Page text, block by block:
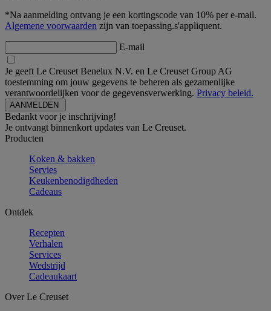
*Na aanmelding ontvang je een kortingscode van 10% per e-mail.
Algemene voorwaarden zijn van toepassing.s'appliquent.
E-mail
Je geeft Le Creuset Benelux N.V. en Le Creuset Group AG
toestemming om jouw gegevens te beheren als gezamenlijke
verantwoordelijken voor de gegevensverwerking. Privacy beleid.
Bedankt voor je inschrijving!
Je ontvangt binnenkort updates van Le Creuset.
Producten
Koken & bakken
Servies
Keukenbenodigdheden
Cadeaus
Ontdek
Recepten
Verhalen
Services
Wedstrijd
Cadeaukaart
Over Le Creuset